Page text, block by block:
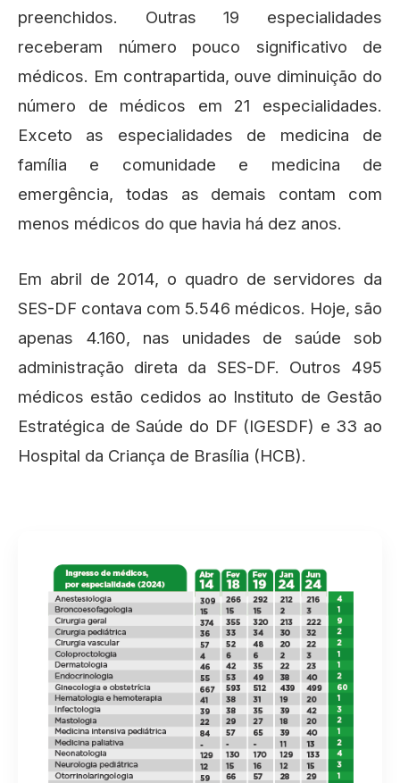
preenchidos. Outras 19 especialidades
receberam número pouco significativo de
médicos. Em contrapartida, ouve diminuição do
número de médicos em 21 especialidades.
Exceto as especialidades de medicina de
família e comunidade e medicina de
emergência, todas as demais contam com
menos médicos do que havia há dez anos.
Em abril de 2014, o quadro de servidores da
SES-DF contava com 5.546 médicos. Hoje, são
apenas 4.160, nas unidades de saúde sob
administração direta da SES-DF. Outros 495
médicos estão cedidos ao Instituto de Gestão
Estratégica de Saúde do DF (IGESDF) e 33 ao
Hospital da Criança de Brasília (HCB).